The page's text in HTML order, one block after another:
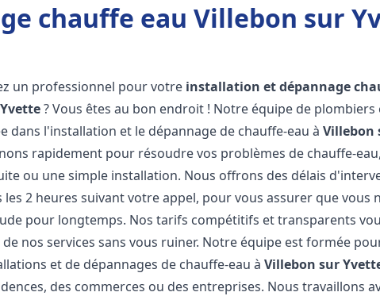
chauffe eau Villebon sur
un professionnel pour votre installation et dépannage
? Vous êtes au bon endroit ! Notre équipe de
dans l'installation et le dépannage de chauffe-eau àVillebon
rapidement pour résoudre vos problèmes de chauffe-
ou une simple installation. Nous offrons des délais
les 2 heures suivant votre appel, pour vous assurer que vous
pour longtemps. Nos tarifs compétitifs et transparents
nos services sans vous ruiner. Notre équipe est formée
et de dépannages de chauffe-eau àVillebon sur
des commerces ou des entreprises. Nous travaillons